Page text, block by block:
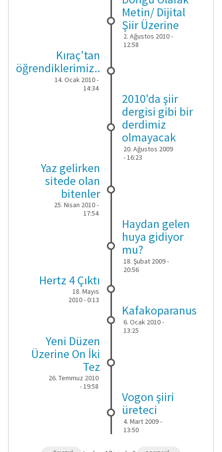
Metin/ Dijital
Şiir Üzerine
2. Ağustos 2010 -
12:58
Kıraç'tan
öğrendiklerimiz..
14. Ocak 2010 -
14:34
2010'da şiir
dergisi gibi bir
derdimiz
olmayacak
20. Ağustos 2009
- 16:23
Yaz gelirken
sitede olan
bitenler
25. Nisan 2010 -
17:54
Haydan gelen
huya gidiyor
mu?
18. Şubat 2009 -
20:56
Hertz 4 Çıktı
18. Mayıs
2010 - 0:13
Kafakoparanus
6. Ocak 2010 -
13:25
Yeni Düzen
Üzerine On İki
Tez
26. Temmuz 2010
- 19:58
Vogon şiiri
üreteci
4. Mart 2009 -
13:50